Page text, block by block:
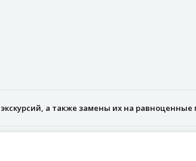
а также замены их на